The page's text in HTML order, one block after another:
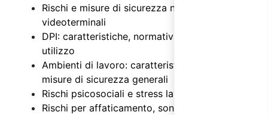
Rischi e misure di sicurezza nell'uso dei
videoterminali
DPI: caratteristiche, normativa e regole di
utilizzo
Ambienti di lavoro: caratteristiche, rischi e
misure di sicurezza generali
Rischi psicosociali e stress lavoro correlato
Rischi per affaticamento, sonnolenza e turni